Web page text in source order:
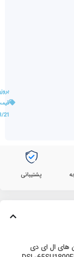
21
پشتیبانی
های ال ای دی